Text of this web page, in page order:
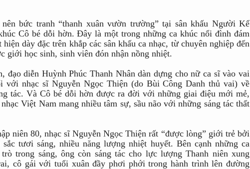
bức tranh “thanh xuân vườn trường” tại sân khấu Người Kể
Cô bé dỗi hờn. Đây là một trong những ca khúc nổi đình đám
dày đặc trên khắp các sân khấu ca nhạc, từ chuyên nghiệp đến
giới học sinh, sinh viên đón nhận nồng nhiệt.
đạo diễn Huỳnh Phúc Thanh Nhân dàn dựng cho nữ ca sĩ vào vai
với nhạc sĩ Nguyễn Ngọc Thiện (do Bùi Công Danh thủ vai) về
tác. Và Cô bé dỗi hờn được ra đời với những giai điệu mới mẻ,
Việt Nam mang nhiều tâm sự, sầu não với những sáng tác thất
niên 80, nhạc sĩ Nguyễn Ngọc Thiện rất “được lòng” giới trẻ bởi
sắc tươi sáng, nhiều năng lượng nhiệt huyết. Bên cạnh những ca
trong sáng, ông còn sáng tác cho lực lượng Thanh niên xung
cô gái với tuổi xuân đầy phơi phới trong hành trình lên đường